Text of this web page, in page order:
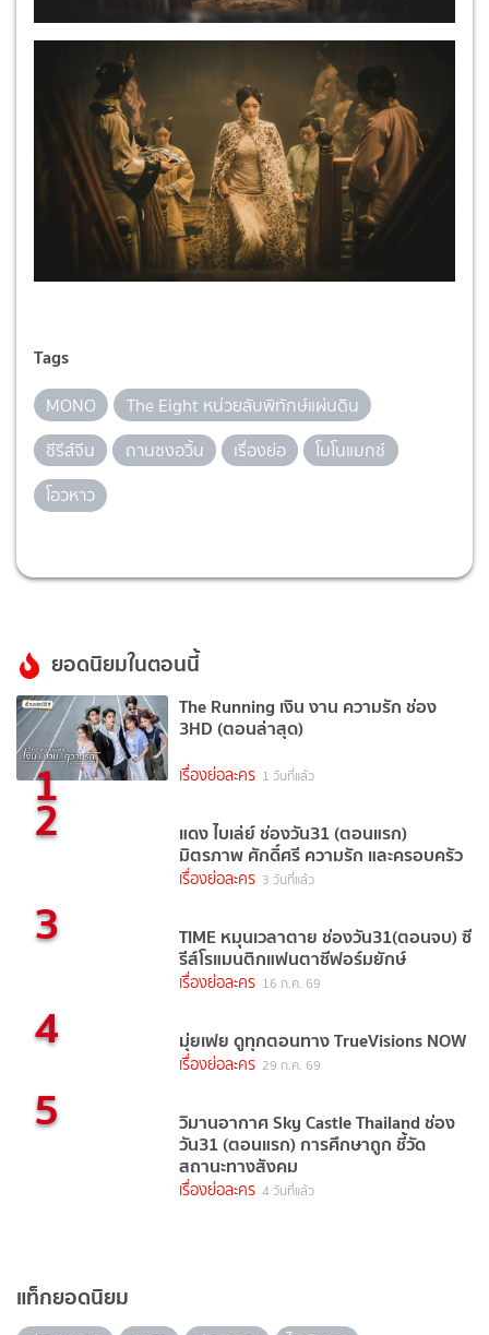
Tags
MONO
The Eight หน่วยลับพิทักษ์แผ่นดิน
ซีรีส์จีน
ถานซงอวิ้น เรื่องย่อ
โมโนแมกซ์
โอวหาว
ยอดนิยมในตอนนี้
1
The Running เงิน งาน ความรัก ช่อง
3HD (ตอนล่าสุด)
เรื่องย่อละคร 1 วันที่แล้ว
2 แดง ไบเล่ย์ ช่องวัน31 (ตอนแรก)
มิตรภาพ ศักดิ์ศรี ความรัก และครอบครัว
เรื่องย่อละคร 3 วันที่แล้ว
3 TIME หมุนเวลาตาย ช่องวัน31(ตอนจบ) ซี
รีส์โรแมนติกแฟนตาซีฟอร์มยักษ์
เรื่องย่อละคร 16 ก.ค. 69
4 มุ่ยเฟย ดูทุกตอนทาง TrueVisions NOW
เรื่องย่อละคร 29 ก.ค. 69
5 วิมานอากาศ Sky Castle Thailand ช่อง
วัน31 (ตอนแรก) การศึกษาถูก ชี้วัด
สถานะทางสังคม
เรื่องย่อละคร 4 วันที่แล้ว
แท็กยอดนิยม